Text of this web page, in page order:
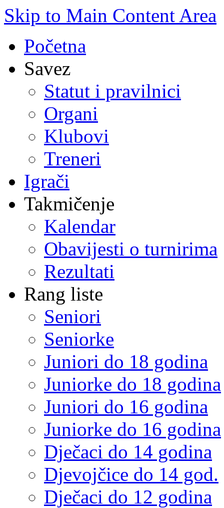
Skip to Main Content Area
Početna
Savez
Statut i pravilnici
Organi
Klubovi
Treneri
Igrači
Takmičenje
Kalendar
Obavijesti o turnirima
Rezultati
Rang liste
Seniori
Seniorke
Juniori do 18 godina
Juniorke do 18 godina
Juniori do 16 godina
Juniorke do 16 godina
Dječaci do 14 godina
Djevojčice do 14 god.
Dječaci do 12 godina